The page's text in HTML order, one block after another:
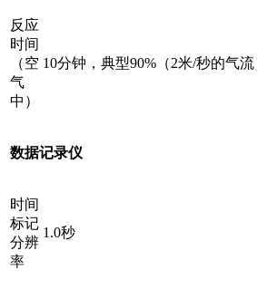
反应
时间
（空
气
中）
10分钟，典型90%（2米/秒的气流
数据记录仪
时间
标记
分辨
率
1.0秒